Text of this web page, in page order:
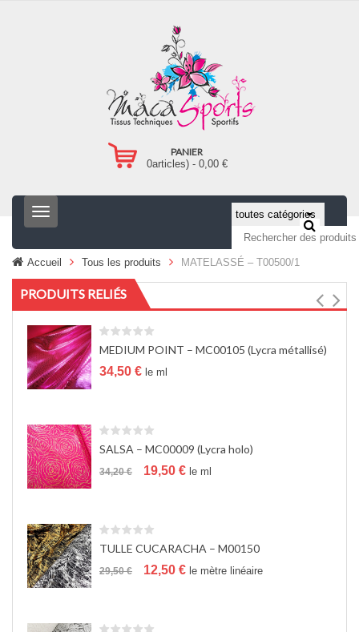
PANIER
0articles) - 0,00 €
T
o
l
n
a
v
i
g
a
t
n
Accueil Tous les produits MATELASSÉ – T00500/1
PRODUITS RELIÉS
MEDIUM POINT – MC00105 (Lycra métallisé)
34,50 € le ml
SALSA – MC00009 (Lycra holo)
34,20€
Le
34,20 €.
19,50 €Lele ml
TULLE CUCARACHA – M00150
29,50€
Le
29,50 €.
12,50 €Lele mètre linéaire